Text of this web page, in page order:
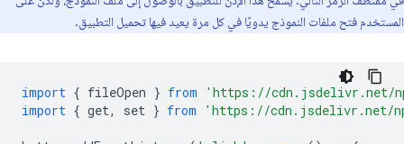
المستخدم فتح ملفات النموذج يدويًا في كل مرة يعيد فيها تحميل التطبيق.
import { fileOpen } from
'https://cdn.jsdelivr.net/
import { get, set } from 'https://cdn.jsdelivr.net/